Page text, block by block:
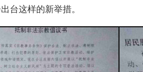
台这样的新举措。